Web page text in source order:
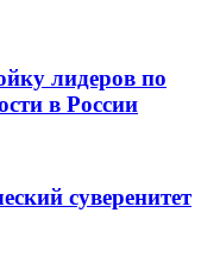
лидеров по
в России
суверенитет